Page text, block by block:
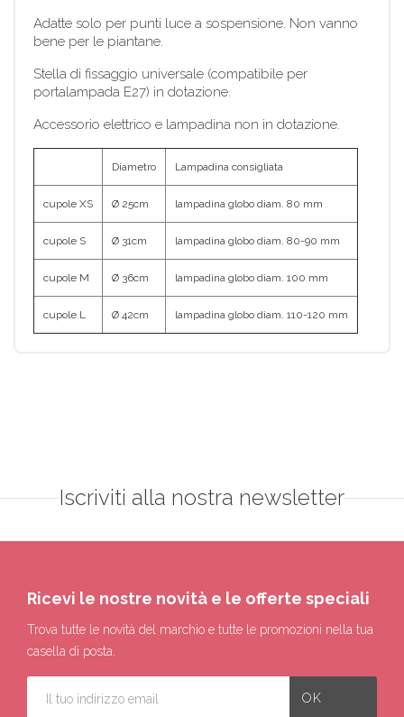
Adatte solo per punti luce a sospensione. Non vanno
bene per le piantane.
Stella di fissaggio universale (compatibile per
portalampada E27) in dotazione.
Accessorio elettrico e lampadina non in dotazione.
Diametro Lampadina consigliata
cupole XS Ø 25cm lampadina globo diam. 80 mm
cupole S Ø 31cm lampadina globo diam. 80-90 mm
cupole M Ø 36cm lampadina globo diam. 100 mm
cupole L Ø 42cm lampadina globo diam. 110-120 mm
Iscriviti alla nostra newsletter
Ricevi le nostre novità e le offerte speciali
Trova tutte le novità del marchio e tutte le promozioni nella tua
casella di posta.